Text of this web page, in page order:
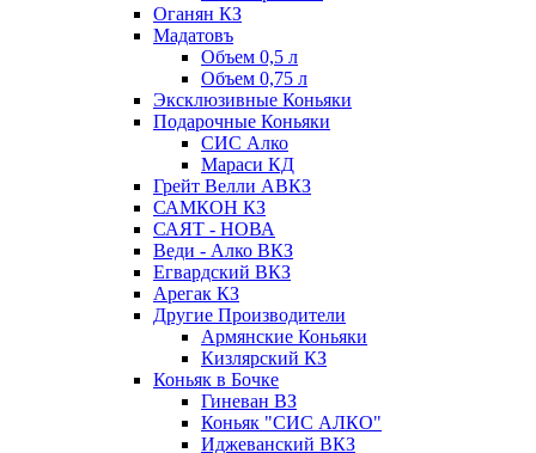
Оганян КЗ
Мадатовъ
Объем 0,5 л
Объем 0,75 л
Эксклюзивные Коньяки
Подарочные Коньяки
СИС Алко
Мараси КД
Грейт Велли АВКЗ
САМКОН КЗ
САЯТ - НОВА
Веди - Алко ВКЗ
Егвардский ВКЗ
Арегак КЗ
Другие Производители
Армянские Коньяки
Кизлярский КЗ
Коньяк в Бочке
Гиневан ВЗ
Коньяк "СИС АЛКО"
Иджеванский ВКЗ